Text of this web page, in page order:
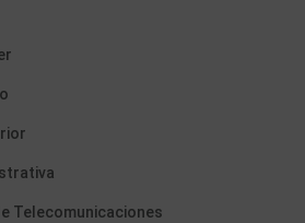
Telecomunicaciones